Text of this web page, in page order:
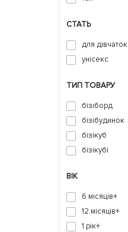
СТАТЬ
для дівчаток
унісекс
ТИП ТОВАРУ
бізіборд
бізібудинок
бізікуб
бізікубі
ВІК
6 місяців+
12 місяців+
1 рік+